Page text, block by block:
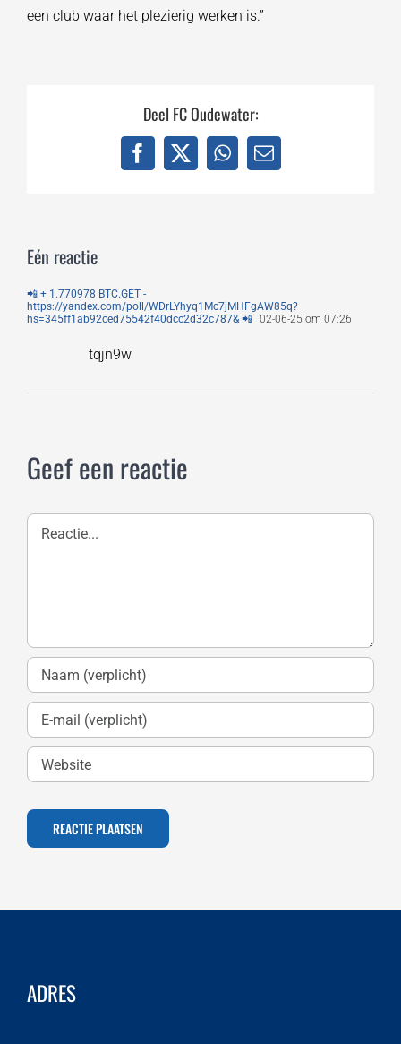
een club waar het plezierig werken is.”
Deel FC Oudewater:
Facebook
X WhatsApp
E-
Eén reactie
📲 + 1.770978 BTC.GET -
https://yandex.com/poll/WDrLYhyq1Mc7jMHFgAW85q?
hs=345ff1ab92ced75542f40dcc2d32c787& 📲 02-06-25 om 07:26
tqjn9w
Geef een reactie
Reactie
ADRES